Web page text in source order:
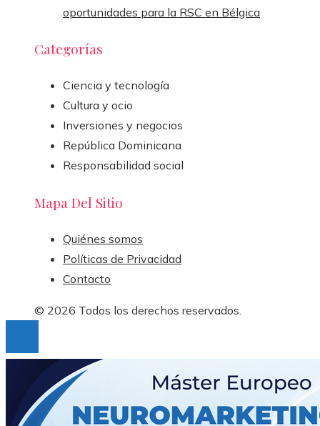
oportunidades para la RSC en Bélgica
Categorías
Ciencia y tecnología
Cultura y ocio
Inversiones y negocios
República Dominicana
Responsabilidad social
Mapa Del Sitio
Quiénes somos
Políticas de Privacidad
Contacto
© 2026 Todos los derechos reservados.